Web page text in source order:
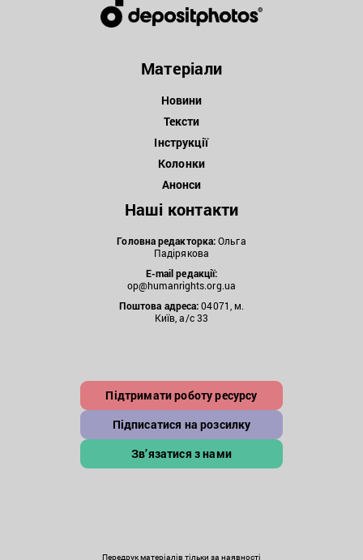
Матеріали
Новини
Тексти
Інструкції
Колонки
Анонси
Наші контакти
Головна редакторка:Ольга
Падірякова
E-mail редакції:
op@humanrights.org.ua
Поштова адреса:04071, м.
Київ, а/с 33
Підтримати роботу ресурсу
Підписатися на розсилку
Зв’язатися з нами
Передрук матеріалів тільки за наявності